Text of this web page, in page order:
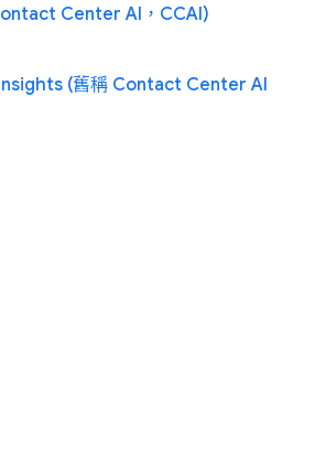
Center AI，CCAI)
(舊稱 Contact Center AI